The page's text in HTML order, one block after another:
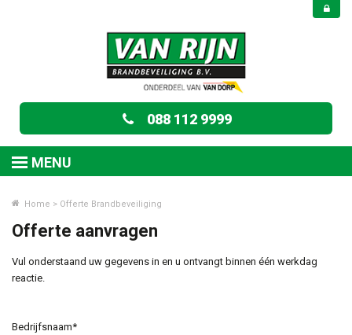
088 112 9999
MENU
Home > Offerte Brandbeveiliging
Offerte aanvragen
Vul onderstaand uw gegevens in en u ontvangt binnen één werkdag
reactie.
Bedrijfsnaam*